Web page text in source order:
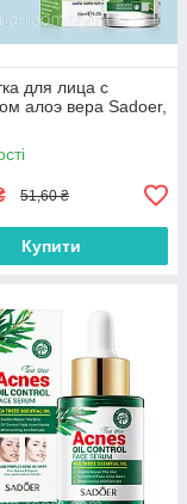
для лица с
алоэ вера Sadoer,
51,60 ₴
Купити